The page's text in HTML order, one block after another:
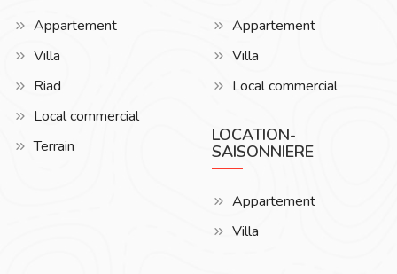
Appartement
Villa
Riad
Local commercial
Terrain
Appartement
Villa
Local commercial
LOCATION-
SAISONNIERE
Appartement
Villa